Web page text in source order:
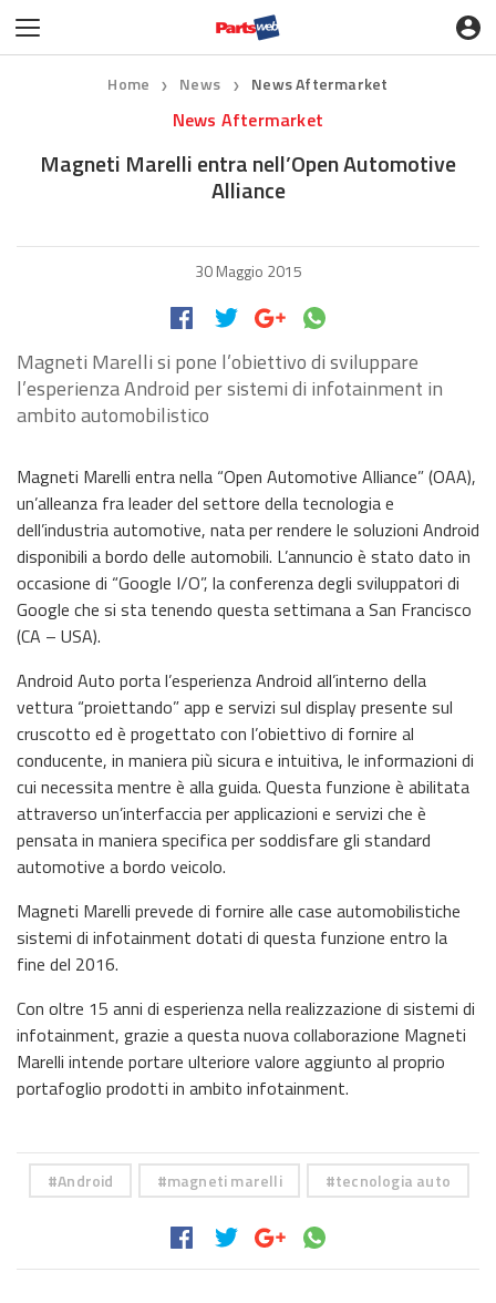
Home ❯ News ❯ News Aftermarket
News Aftermarket
Magneti Marelli entra nell’Open Automotive
Alliance
30 Maggio 2015
Magneti Marelli si pone l’obiettivo di sviluppare
l’esperienza Android per sistemi di infotainment in
ambito automobilistico
Magneti Marelli entra nella “Open Automotive Alliance” (OAA),
un’alleanza fra leader del settore della tecnologia e
dell’industria automotive, nata per rendere le soluzioni Android
disponibili a bordo delle automobili. L’annuncio è stato dato in
occasione di “Google I/O”, la conferenza degli sviluppatori di
Google che si sta tenendo questa settimana a San Francisco
(CA – USA).
Android Auto porta l’esperienza Android all’interno della
vettura “proiettando” app e servizi sul display presente sul
cruscotto ed è progettato con l’obiettivo di fornire al
conducente, in maniera più sicura e intuitiva, le informazioni di
cui necessita mentre è alla guida. Questa funzione è abilitata
attraverso un’interfaccia per applicazioni e servizi che è
pensata in maniera specifica per soddisfare gli standard
automotive a bordo veicolo.
Magneti Marelli prevede di fornire alle case automobilistiche
sistemi di infotainment dotati di questa funzione entro la
fine del 2016.
Con oltre 15 anni di esperienza nella realizzazione di sistemi di
infotainment, grazie a questa nuova collaborazione Magneti
Marelli intende portare ulteriore valore aggiunto al proprio
portafoglio prodotti in ambito infotainment.
Android magneti marelli tecnologia auto